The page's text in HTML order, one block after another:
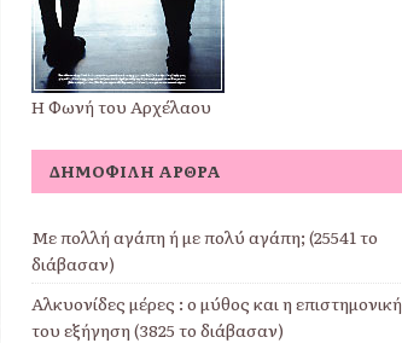
Η Φωνή του Αρχέλαου
ΔΗΜΟΦΙΛΉ ΆΡΘΡΑ
Με πολλή αγάπη ή με πολύ αγάπη; (25541 το
διάβασαν)
Αλκυονίδες μέρες : ο μύθος και η επιστημονική
του εξήγηση (3825 το διάβασαν)